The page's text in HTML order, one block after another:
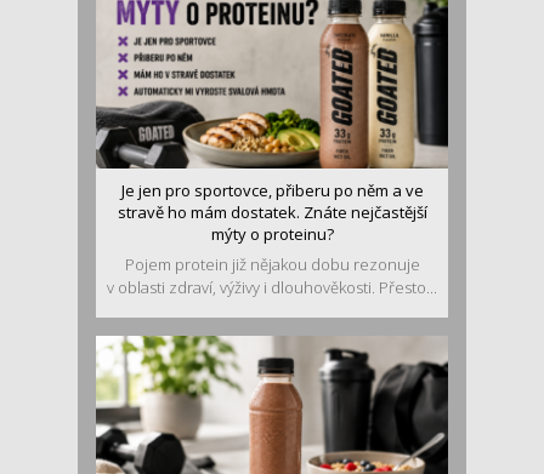
Je jen pro sportovce, přiberu po něm a ve
stravě ho mám dostatek. Znáte nejčastější
mýty o proteinu?
Pojem protein již nějakou dobu rezonuje
v oblasti zdraví, výživy i dlouhověkosti. Přesto...